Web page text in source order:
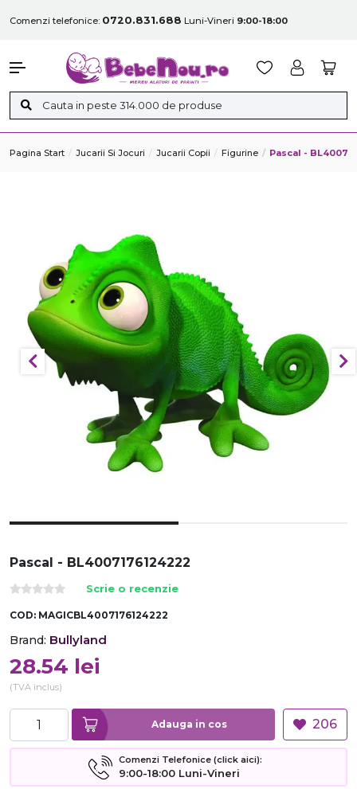
Comenzi telefonice: 0720.831.688 Luni-Vineri 9:00-18:00
Pagina Start Jucarii Si Jocuri Jucarii Copii Figurine Pascal -
Pascal - BL4007176124222
Scrie o recenzie
COD: MAGICBL4007176124222
Brand: Bullyland
28.54 lei
(TVA inclus)
Adauga in cos 206
Comenzi Telefonice (click aici):
9:00-18:00 Luni-Vineri